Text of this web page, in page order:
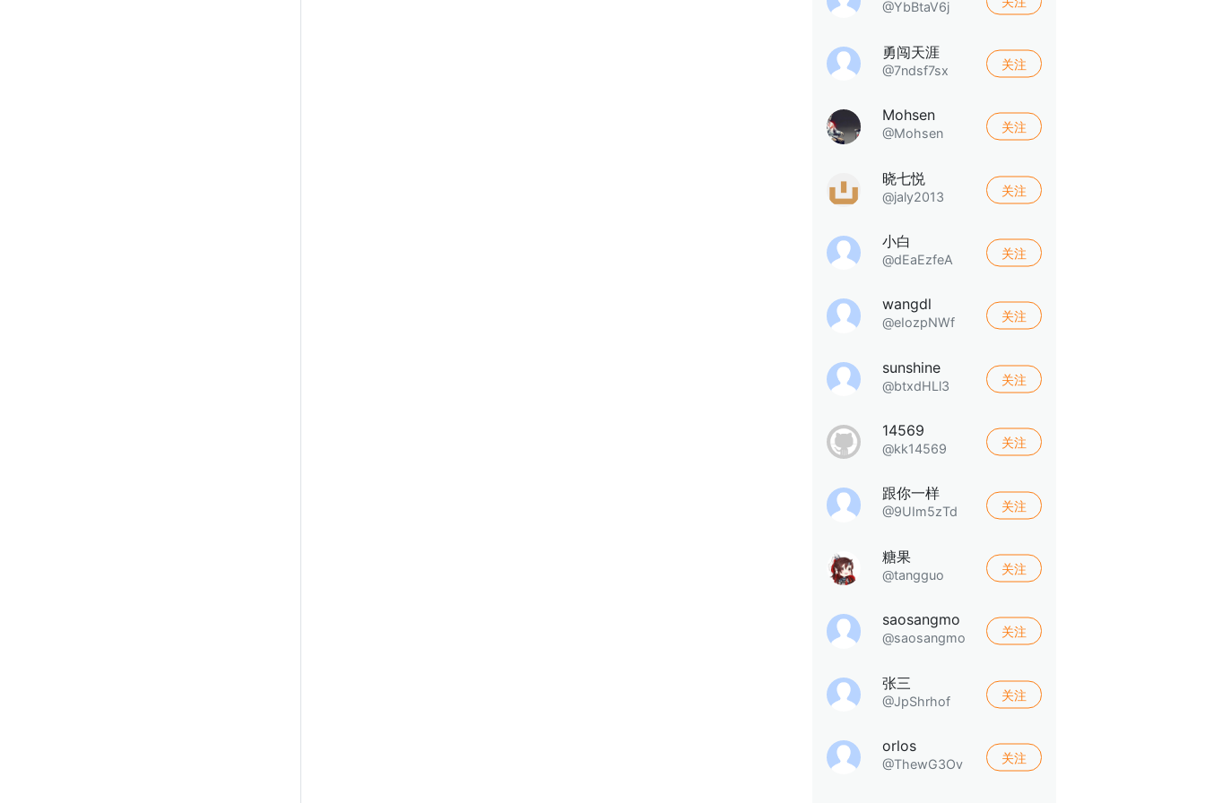
@YbBtaV6j
勇闯天涯
@7ndsf7sx 关注
Mohsen
@Mohsen 关注
晓七悦
@jaly2013 关注
小白
@dEaEzfeA 关注
wangdl
@eIozpNWf 关注
sunshine
@btxdHLl3 关注
14569
@kk14569 关注
跟你一样
@9UIm5zTd 关注
糖果
@tangguo 关注
saosangmo
@saosangmo 关注
张三
@JpShrhof 关注
orlos
@ThewG3Ov 关注